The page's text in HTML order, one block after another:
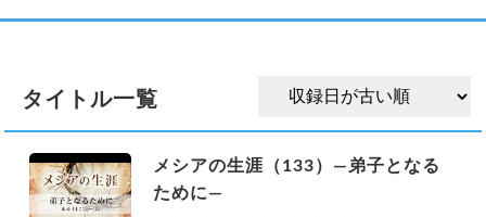
タイトル一覧
メシアの生涯（133）—弟子となる
ために—